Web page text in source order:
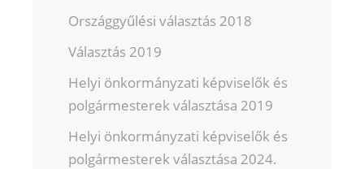
Országgyűlési választás 2018
Választás 2019
Helyi önkormányzati képviselők és
polgármesterek választása 2019
Helyi önkormányzati képviselők és
polgármesterek választása 2024.